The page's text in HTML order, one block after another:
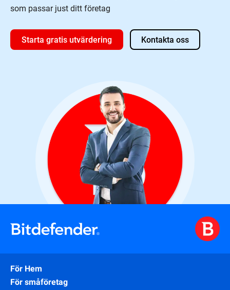
som passar just ditt företag
Starta gratis utvärdering Kontakta oss
För Hem
För småföretag